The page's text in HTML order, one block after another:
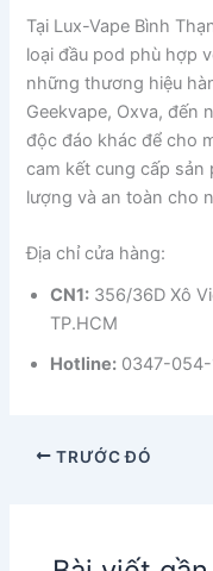
Tại Lux-Vape Bình
loại đầu pod phù hợp
những thương hiệu
Geekvape, Oxva, đến
độc đáo khác để cho
cam kết cung cấp
lượng và an toàn cho
Địa chỉ cửa hàng:
CN1: 356/36D Xô
TP.HCM
Hotline: 0347-054-
TRƯỚC ĐÓ